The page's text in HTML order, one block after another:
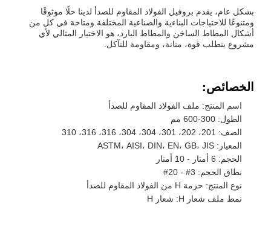
بشكل عام، يقدم بروفيل الفولاذ المقاوم للصدأ لدينا حلًا موثوقًا
ومتنوعًا للاحتياجات البناءية والصناعية المختلفة.ومتاحة في كل من
أشكال المطاط الساخن والمطاط البارد، هو الاختيار المثالي لأي
مشروع يتطلب قوة، متانة، ومقاومة للتآكل.
الخصائص:
اسم المنتج: ملف الفولاذ المقاوم للصدأ
الطول: 300-600 مم
الصف: 201، 202، 301، 304، 304، 316، 316، 310
المعيار: ASTM، AISI، DIN، EN، GB، JIS
الحجم: 6 أمتار - 10 أمتار
نطاق الحجم: 3# - 20#
نوع المنتج: حزمة H من الفولاذ المقاوم للصدأ
نمط ملف شعار H: شعار H